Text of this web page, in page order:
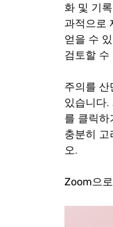
화 및 기
과적으로
얻을 수
검토할 수
주의를
있습니다.
를 클릭
충분히 고
오.
Zoom으